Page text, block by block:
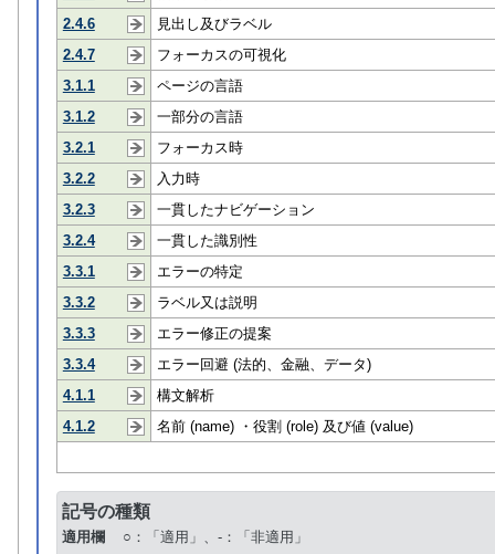
2.4.6
見出し及びラベル
2.4.7
フォーカスの可視化
3.1.1
ページの言語
3.1.2
一部分の言語
3.2.1
フォーカス時
3.2.2
入力時
3.2.3
一貫したナビゲーション
3.2.4
一貫した識別性
3.3.1
エラーの特定
3.3.2
ラベル又は説明
3.3.3
エラー修正の提案
3.3.4
エラー回避 (法的、金融、データ)
4.1.1
構文解析
4.1.2
名前 (name) ・役割 (role) 及び値 (value)
記号の種類
適用欄 ○：「適用」、-：「非適用」